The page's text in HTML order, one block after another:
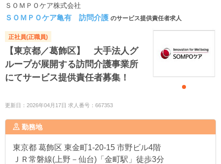
ＳＯＭＰＯケア株式会社
ＳＯＭＰＯケア亀有 訪問介護 のサービス提供責任者求人
正社員(正職員)
【東京都／葛飾区】 大手法人グ
ループが展開する訪問介護事業所
にてサービス提供責任者募集！
更新日：2026年04月17日 求人番号：667353
勤務地
東京都 葛飾区 東金町1-20-15 市野ビル4階
ＪＲ常磐線(上野－仙台)「金町駅」徒歩3分